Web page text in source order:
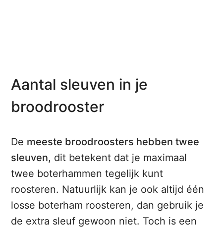
Aantal sleuven in je
broodrooster
De meeste broodroosters hebben twee
sleuven, dit betekent dat je maximaal
twee boterhammen tegelijk kunt
roosteren. Natuurlijk kan je ook altijd één
losse boterham roosteren, dan gebruik je
de extra sleuf gewoon niet. Toch is een